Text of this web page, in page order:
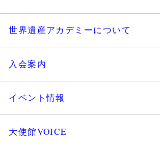
世界遺産アカデミーについて
組織図・役員
入会案内
イベント情報
大使館VOICE